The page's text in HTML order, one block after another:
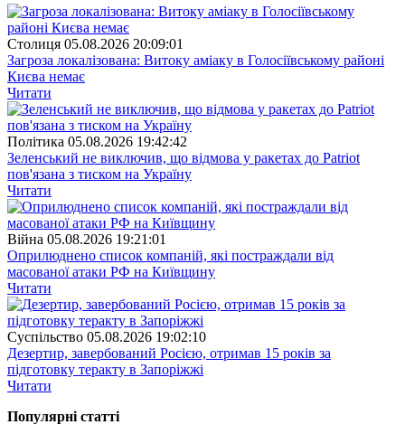
Столиця 05.08.2026 20:09:01
Загроза локалізована: Витоку аміаку в Голосіївському районі
Києва немає
Читати
Полiтика 05.08.2026 19:42:42
Зеленський не виключив, що відмова у ракетах до Patriot
пов'язана з тиском на Україну
Читати
Війна 05.08.2026 19:21:01
Оприлюднено список компаній, які постраждали від
масованої атаки РФ на Київщину
Читати
Суспiльство 05.08.2026 19:02:10
Дезертир, завербований Росією, отримав 15 років за
підготовку теракту в Запоріжжі
Читати
Популярнi статтi